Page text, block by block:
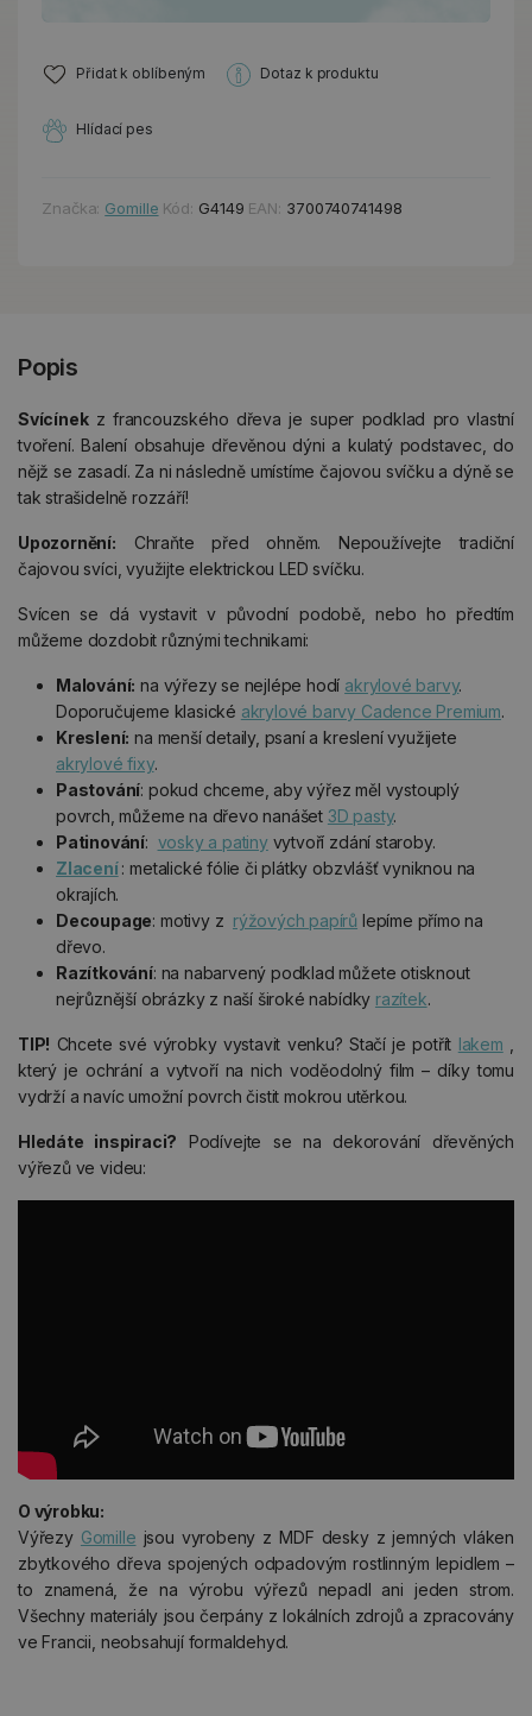
Přidat k oblíbeným Dotaz k produktu
Hlídací pes
Značka: Gomille Kód: G4149 EAN: 3700740741498
Popis
Svícínekz francouzského dřeva je super podklad pro vlastní
tvoření. Balení obsahuje dřevěnou dýni a kulatý podstavec, do
nějž se zasadí. Za ni následně umístíme čajovou svíčku a dýně se
tak strašidelně rozzáří!
Upozornění: Chraňte před ohněm. Nepoužívejte tradiční
čajovou svíci, využijte elektrickou LED svíčku.
Svícen se dá vystavit v původní podobě, nebo ho předtím
můžeme dozdobit různými technikami:
Malování: na výřezy se nejlépe hodí akrylové barvy.
Doporučujeme klasické akrylové barvy Cadence Premium.
Kreslení: na menší detaily, psaní a kreslení využijete
akrylové fixy.
Pastování: pokud chceme, aby výřez měl vystouplý
povrch, můžeme na dřevo nanášet 3D pasty.
Patinování: vosky a patinyvytvoří zdání staroby.
Zlacení: metalické fólie či plátky obzvlášť vyniknou na
okrajích.
Decoupage: motivy z rýžových papírů lepíme přímo na
dřevo.
Razítkování: na nabarvený podklad můžete otisknout
nejrůznější obrázky z naší široké nabídky razítek.
TIP! Chcete své výrobky vystavit venku? Stačí je potřít lakem
který je ochrání a vytvoří na nich voděodolný film – díky tomu
vydrží a navíc umožní povrch čistit mokrou utěrkou.
Hledáte inspiraci? Podívejte se na dekorování dřevěných
výřezů ve videu:
O výrobku:
Výřezy Gomille jsou vyrobeny z MDF desky z jemných vláken
zbytkového dřeva spojených odpadovým rostlinným lepidlem –
to znamená, že na výrobu výřezů nepadl ani jeden strom.
Všechny materiály jsou čerpány z lokálních zdrojů a zpracovány
ve Francii, neobsahují formaldehyd.